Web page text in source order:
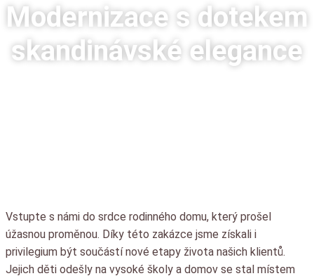
Modernizace s dotekem
skandinávské elegance
Vstupte s námi do srdce rodinného domu, který prošel
úžasnou proměnou. Díky této zakázce jsme získali i
privilegium být součástí nové etapy života našich klientů.
Jejich děti odešly na vysoké školy a domov se stal místem